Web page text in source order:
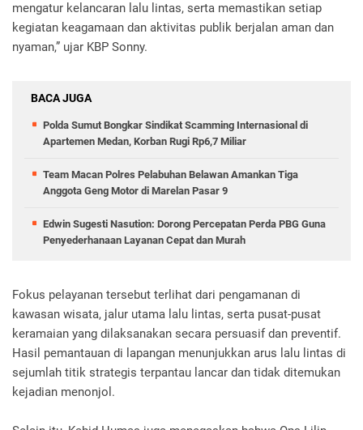
mengatur kelancaran lalu lintas, serta memastikan setiap
kegiatan keagamaan dan aktivitas publik berjalan aman dan
nyaman,” ujar KBP Sonny.
BACA JUGA
Polda Sumut Bongkar Sindikat Scamming Internasional di
Apartemen Medan, Korban Rugi Rp6,7 Miliar
Team Macan Polres Pelabuhan Belawan Amankan Tiga
Anggota Geng Motor di Marelan Pasar 9
Edwin Sugesti Nasution: Dorong Percepatan Perda PBG Guna
Penyederhanaan Layanan Cepat dan Murah
Fokus pelayanan tersebut terlihat dari pengamanan di
kawasan wisata, jalur utama lalu lintas, serta pusat-pusat
keramaian yang dilaksanakan secara persuasif dan preventif.
Hasil pemantauan di lapangan menunjukkan arus lalu lintas di
sejumlah titik strategis terpantau lancar dan tidak ditemukan
kejadian menonjol.